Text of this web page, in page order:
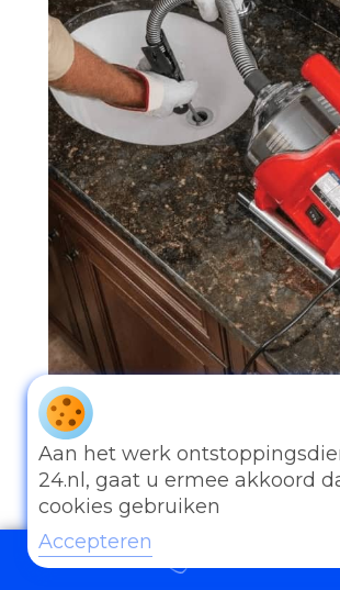
097006521500
Andere diensten
Aan het werk
24.nl, gaat u ermee akkoord
cookies gebruiken
Accepteren